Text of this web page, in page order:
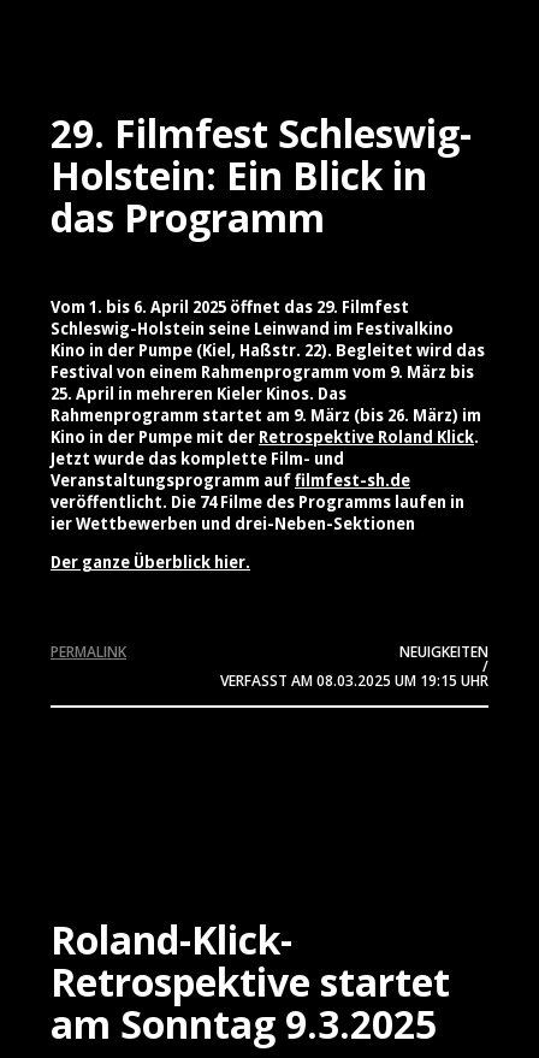
29. Filmfest Schleswig-
Holstein: Ein Blick in
das Programm
Vom 1. bis 6. April 2025 öffnet das 29. Filmfest
Schleswig-Holstein seine Leinwand im Festivalkino
Kino in der Pumpe (Kiel, Haßstr. 22). Begleitet wird das
Festival von einem Rahmenprogramm vom 9. März bis
25. April in mehreren Kieler Kinos. Das
Rahmenprogramm startet am 9. März (bis 26. März) im
Kino in der Pumpe mit der Retrospektive Roland Klick.
Jetzt wurde das komplette Film- und
Veranstaltungsprogramm auffilmfest-sh.de
veröffentlicht. Die 74 Filme des Programms laufen in
ier Wettbewerben und drei-Neben-Sektionen
Der ganze Überblick hier.
NEUIGKEITEN
/
VERFASST AM08.03.2025 UM 19:15 UHR
PERMALINK
Roland-Klick-
Retrospektive startet
am Sonntag 9.3.2025